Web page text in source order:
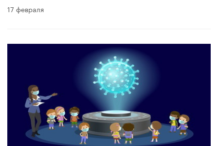
17 февраля